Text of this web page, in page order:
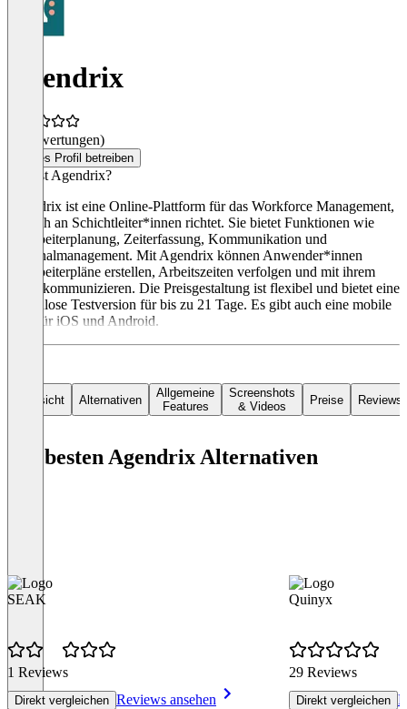
Agendrix
(0 Bewertungen)
Dieses Profil betreiben
Was ist Agendrix?
Agendrix ist eine Online-Plattform für das Workforce Management,
die sich an Schichtleiter*innen richtet. Sie bietet Funktionen wie
Mitarbeiterplanung, Zeiterfassung, Kommunikation und
Personalmanagement. Mit Agendrix können Anwender*innen
Mitarbeiterpläne erstellen, Arbeitszeiten verfolgen und mit ihrem
Team kommunizieren. Die Preisgestaltung ist flexibel und bietet eine
kostenlose Testversion für bis zu 21 Tage. Es gibt auch eine mobile
App für iOS und Android.
Übersicht Alternativen
Allgemeine
Features
Screenshots
& Videos
Preise Reviews
Die besten Agendrix Alternativen
SEAK
1 Reviews
Direkt vergleichen Reviews ansehen
Quinyx
29 Reviews
Direkt vergleichen